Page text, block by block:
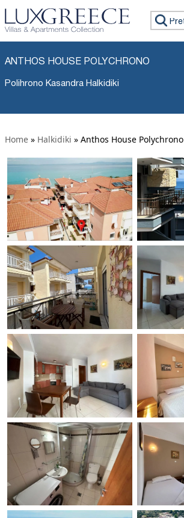
Tražiti:
ANTHOS HOUSE POLYCHRONO
Polihrono Kasandra Halkidiki
Home » Halkidiki » Anthos House Polychrono